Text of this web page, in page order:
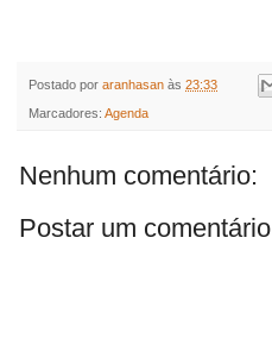
Postado por aranhasan às 23:33
Marcadores: Agenda
Nenhum comentário:
Postar um comentário